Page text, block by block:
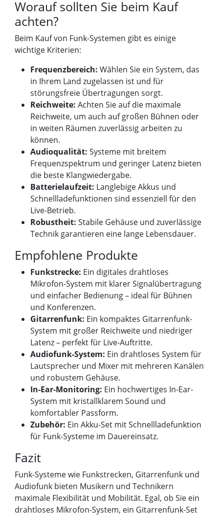
Worauf sollten Sie beim Kauf
achten?
Beim Kauf von Funk-Systemen gibt es einige
wichtige Kriterien:
Frequenzbereich: Wählen Sie ein System, das
in Ihrem Land zugelassen ist und für
störungsfreie Übertragungen sorgt.
Reichweite: Achten Sie auf die maximale
Reichweite, um auch auf großen Bühnen oder
in weiten Räumen zuverlässig arbeiten zu
können.
Audioqualität: Systeme mit breitem
Frequenzspektrum und geringer Latenz bieten
die beste Klangwiedergabe.
Batterielaufzeit: Langlebige Akkus und
Schnellladefunktionen sind essenziell für den
Live-Betrieb.
Robustheit: Stabile Gehäuse und zuverlässige
Technik garantieren eine lange Lebensdauer.
Empfohlene Produkte
Funkstrecke: Ein digitales drahtloses
Mikrofon-System mit klarer Signalübertragung
und einfacher Bedienung – ideal für Bühnen
und Konferenzen.
Gitarrenfunk: Ein kompaktes Gitarrenfunk-
System mit großer Reichweite und niedriger
Latenz – perfekt für Live-Auftritte.
Audiofunk-System: Ein drahtloses System für
Lautsprecher und Mixer mit mehreren Kanälen
und robustem Gehäuse.
In-Ear-Monitoring: Ein hochwertiges In-Ear-
System mit kristallklarem Sound und
komfortabler Passform.
Zubehör: Ein Akku-Set mit Schnellladefunktion
für Funk-Systeme im Dauereinsatz.
Fazit
Funk-Systeme wie Funkstrecken, Gitarrenfunk und
Audiofunk bieten Musikern und Technikern
maximale Flexibilität und Mobilität. Egal, ob Sie ein
drahtloses Mikrofon-System, ein Gitarrenfunk-Set